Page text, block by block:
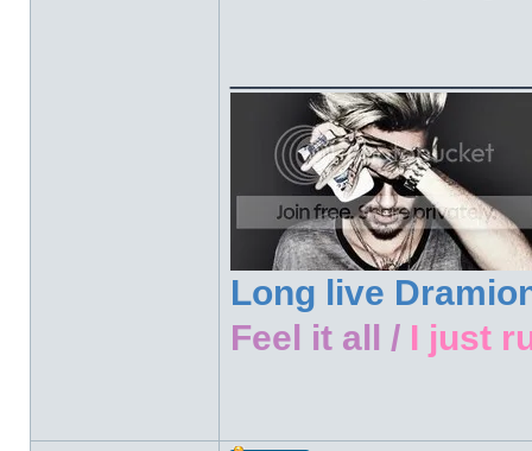
Long live
Feel it all / I just